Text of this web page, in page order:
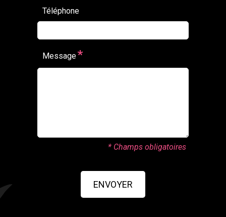
Téléphone
Message*
* Champs obligatoires
ENVOYER